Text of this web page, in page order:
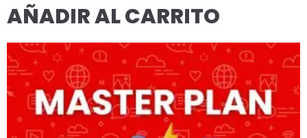
AÑADIR AL CARRITO